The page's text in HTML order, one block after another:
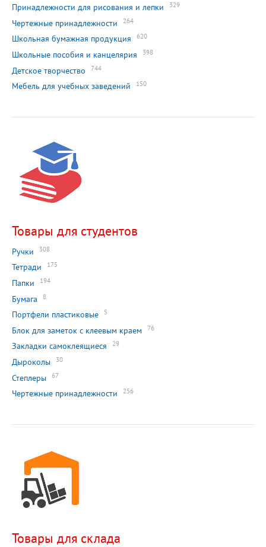
Принадлежности для рисования и лепки 329
Чертежные принадлежности 264
Школьная бумажная продукция 620
Школьные пособия и канцелярия 398
Детское творчество 744
Мебель для учебных заведений 150
Товары для студентов
Ручки 308
Тетради 175
Папки 194
Бумага 8
Портфели пластиковые 5
Блок для заметок с клеевым краем 76
Закладки самоклеящиеся 29
Дыроколы 30
Степлеры 67
Чертежные принадлежности 256
Товары для склада